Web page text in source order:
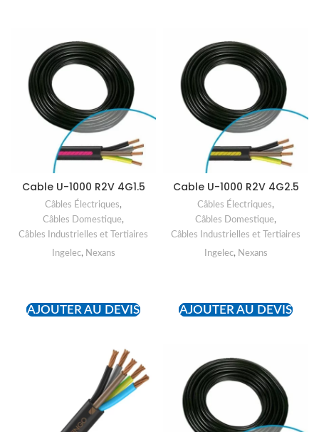
Cable U-1000 R2V 4G1.5
Câbles Électriques,
Câbles Domestique,
Câbles Industrielles et Tertiaires
Ingelec, Nexans
AJOUTER AU DEVIS
Cable U-1000 R2V 4G2.5
Câbles Électriques,
Câbles Domestique,
Câbles Industrielles et Tertiaires
Ingelec, Nexans
AJOUTER AU DEVIS